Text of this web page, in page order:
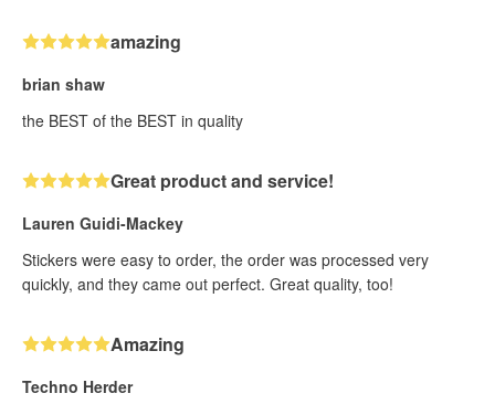
amazing
brian shaw
the BEST of the BEST in quality
Great product and service!
Lauren Guidi-Mackey
Stickers were easy to order, the order was processed very
quickly, and they came out perfect. Great quality, too!
Amazing
Techno Herder